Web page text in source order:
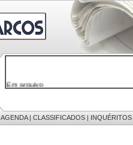
Em arquivo
32646 notícias
9886 mensagens
201 registos
AGENDA| CLASSIFICADOS | INQUÉRITOS